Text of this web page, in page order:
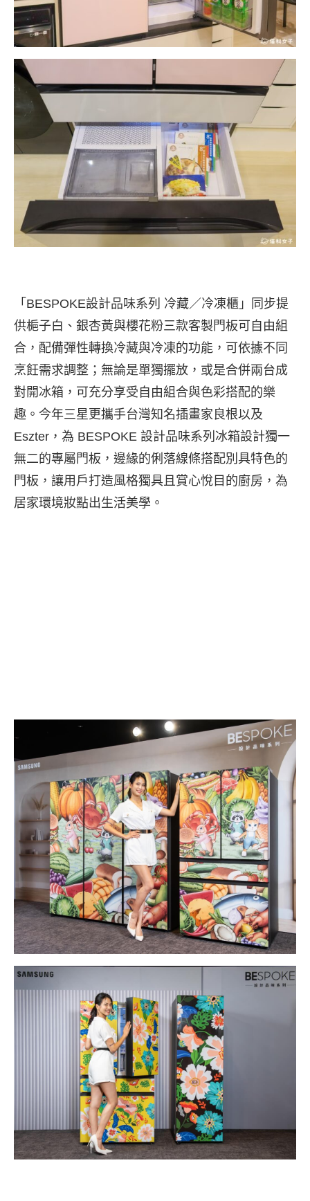
「BESPOKE設計品味系列 冷藏／冷凍櫃」同步提
供梔子白、銀杏黃與櫻花粉三款客製門板可自由組
合，配備彈性轉換冷藏與冷凍的功能，可依據不同
烹飪需求調整；無論是單獨擺放，或是合併兩台成
對開冰箱，可充分享受自由組合與色彩搭配的樂
趣。今年三星更攜手台灣知名插畫家良根以及
Eszter，為 BESPOKE 設計品味系列冰箱設計獨一
無二的專屬門板，邊緣的俐落線條搭配別具特色的
門板，讓用戶打造風格獨具且賞心悅目的廚房，為
居家環境妝點出生活美學。